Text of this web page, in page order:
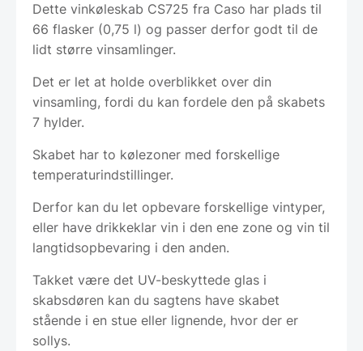
Dette vinkøleskab CS725 fra Caso har plads til
66 flasker (0,75 l) og passer derfor godt til de
lidt større vinsamlinger.
Det er let at holde overblikket over din
vinsamling, fordi du kan fordele den på skabets
7 hylder.
Skabet har to kølezoner med forskellige
temperaturindstillinger.
Derfor kan du let opbevare forskellige vintyper,
eller have drikkeklar vin i den ene zone og vin til
langtidsopbevaring i den anden.
Takket være det UV-beskyttede glas i
skabsdøren kan du sagtens have skabet
stående i en stue eller lignende, hvor der er
sollys.